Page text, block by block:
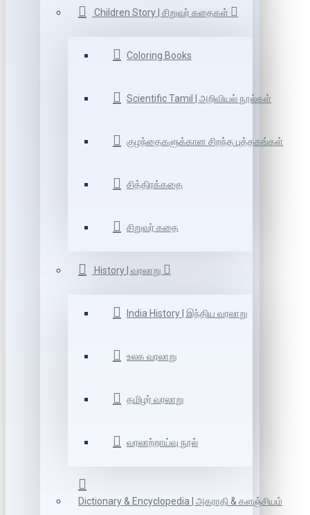
Children Story | சிறுவர் கதைகள்
Coloring Books
Scientific Tamil | அறிவியல் நூல்கள்
குழந்தைகளுக்கான சிறந்த புத்தகங்கள்
சித்திரக்கதை
சிறுவர் கதை
History | வரலாறு
India History | இந்திய வரலாறு
உலக வரலாறு
தமிழர் வரலாறு
வரலாற்றாய்வு நூல்
Dictionary & Encyclopedia | அகராதி & களஞ்சியம்